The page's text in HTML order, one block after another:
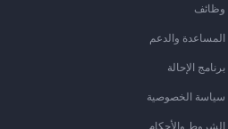
وظائف
المساعدة والدعم
برنامج الإحالة
سياسة الخصوصية
الشروط والأحكام